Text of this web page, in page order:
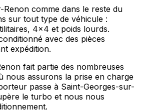
comme dans le reste du
sur tout type de véhicule :
4x4 et poids lourds.
avec des pièces
expédition.
fait partie des nombreuses
nous assurons la prise en charge
passe à Saint-Georges-sur-
le turbo et nous nous